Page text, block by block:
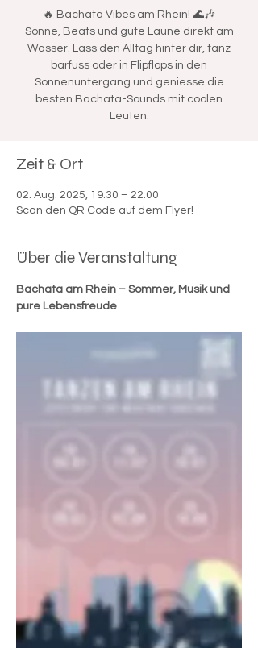
🔥 Bachata Vibes am Rhein! 🌊🎶
Sonne, Beats und gute Laune direkt am
Wasser. Lass den Alltag hinter dir, tanz
barfuss oder in Flipflops in den
Sonnenuntergang und geniesse die
besten Bachata-Sounds mit coolen
Leuten.
Zeit & Ort
02. Aug. 2025, 19:30 – 22:00
Scan den QR Code auf dem Flyer!
Über die Veranstaltung
Bachata am Rhein – Sommer, Musik und
pure Lebensfreude